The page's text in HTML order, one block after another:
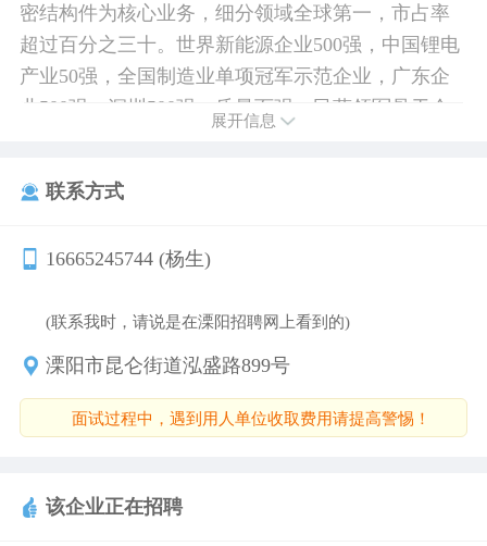
密结构件为核心业务，细分领域全球第一，市占率
超过百分之三十。世界新能源企业500强，中国锂电
产业50强，全国制造业单项冠军示范企业，广东企
业500强，深圳500强、质量百强、民营领军骨干企
展开信息
联系方式
16665245744 (杨生)
(联系我时，请说是在溧阳招聘网上看到的)
溧阳市昆仑街道泓盛路899号
面试过程中，遇到用人单位收取费用请提高警惕！
该企业正在招聘